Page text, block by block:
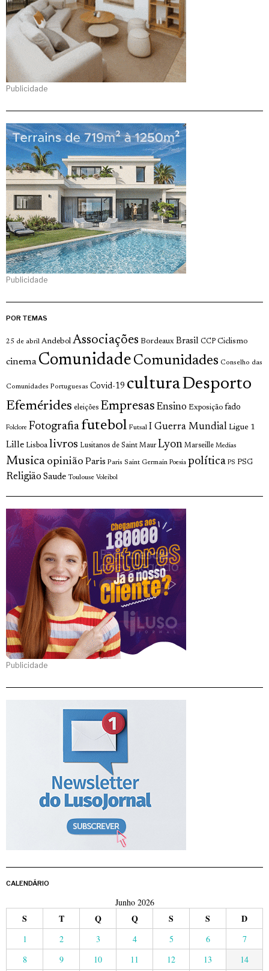
Publicidade
Publicidade
POR TEMAS
25 de abril Andebol Associações Bordeaux Brasil CCP Ciclismo
cinema Comunidade Comunidades Conselho das
Comunidades Portuguesas Covid-19 culturaDesporto
Efemérides eleições Empresas Ensino Exposição fado
Folclore Fotografia futebol Futsal I Guerra Mundial Ligue 1
Lille Lisboa livros Lusitanos de Saint Maur Lyon Marseille Medias
Musica opinião Paris Paris Saint Germain Poesia política PS PSG
Religião Saude Toulouse Voleibol
Publicidade
CALENDÁRIO
Junho 2026
S T Q Q S S D
1 2 3 4 5 6
7
8
9 10 11 12 13 14